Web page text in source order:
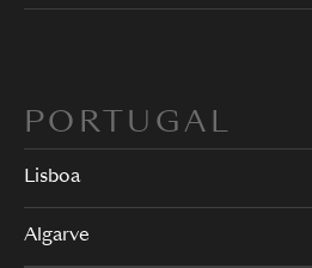
PORTUGAL
Lisboa
Algarve